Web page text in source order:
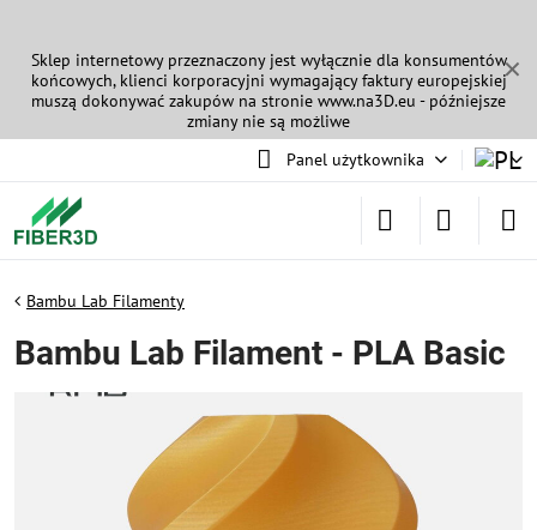
✕
Sklep internetowy przeznaczony jest wyłącznie dla konsumentów
końcowych, klienci korporacyjni wymagający faktury europejskiej
muszą dokonywać zakupów na stronie www.na3D.eu - późniejsze
zmiany nie są możliwe
Panel użytkownika
Bambu Lab Filamenty
Bambu Lab Filament - PLA Basic